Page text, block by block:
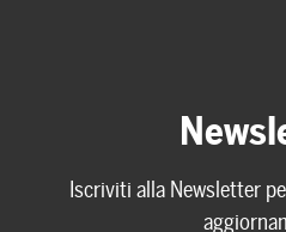
Iscriviti alla Newsletter